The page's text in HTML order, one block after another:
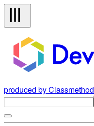
produced by Classmethod